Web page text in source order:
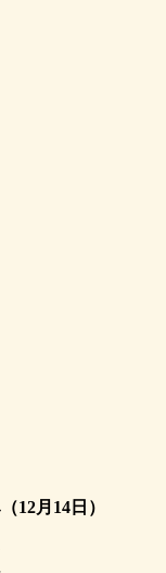
12月14日）